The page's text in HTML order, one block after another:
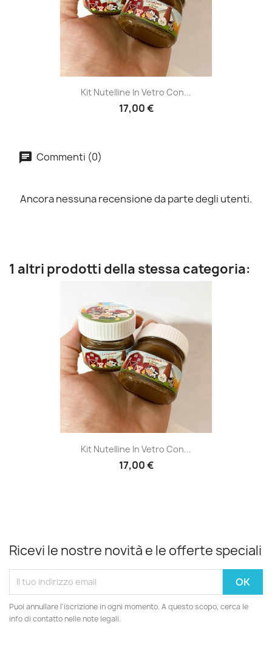
Kit Nutelline In Vetro Con...
17,00 €
Commenti (0)
Ancora nessuna recensione da parte degli utenti.
1 altri prodotti della stessa categoria:
Kit Nutelline In Vetro Con...
17,00 €
Ricevi le nostre novità e le offerte speciali
Puoi annullare l'iscrizione in ogni momento. A questo scopo, cerca le
info di contatto nelle note legali.